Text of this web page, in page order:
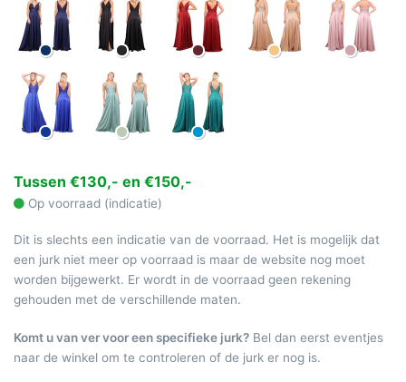
Tussen €130,- en €150,-
Op voorraad (indicatie)
Dit is slechts een indicatie van de voorraad. Het is mogelijk dat
een jurk niet meer op voorraad is maar de website nog moet
worden bijgewerkt. Er wordt in de voorraad geen rekening
gehouden met de verschillende maten.
Komt u van ver voor een specifieke jurk? Bel dan eerst eventjes
naar de winkel om te controleren of de jurk er nog is.